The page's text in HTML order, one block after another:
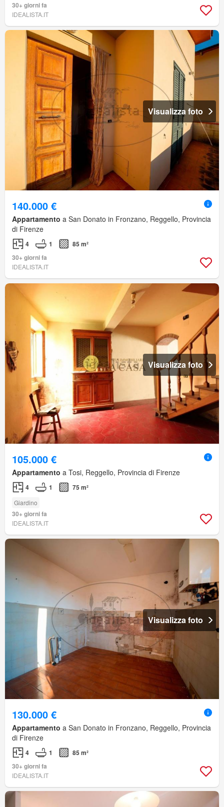
30+ giorni fa
IDEALISTA.IT
Visualizza foto
140.000 €
Appartamento a San Donato in Fronzano, Reggello, Provincia
di Firenze
4 1
85 m²
30+ giorni fa
IDEALISTA.IT
Visualizza foto
105.000 €
Appartamento a Tosi, Reggello, Provincia di Firenze
4 1 75 m²
Giardino
30+ giorni fa
IDEALISTA.IT
Visualizza foto
130.000 €
Appartamento a San Donato in Fronzano, Reggello, Provincia
di Firenze
4 1
85 m²
30+ giorni fa
IDEALISTA.IT